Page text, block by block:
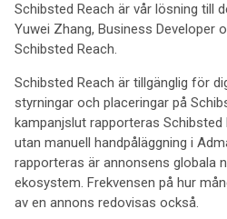
Schibsted Reach är vår lösning till
Yuwei Zhang, Business Developer
Schibsted Reach.
Schibsted Reach är tillgänglig för
styrningar och placeringar på
kampanjslut rapporteras
utan manuell handpåläggning i
rapporteras är annonsens globala
ekosystem. Frekvensen på hur
av en annons redovisas också.